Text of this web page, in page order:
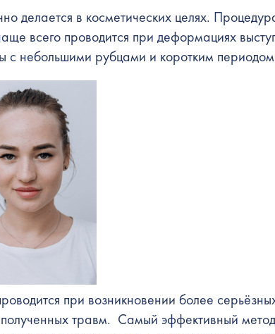
делается в косметических целях.
всего проводится при деформациях
с небольшими рубцами и коротким
при возникновении более
полученных травм. Самый эффективный